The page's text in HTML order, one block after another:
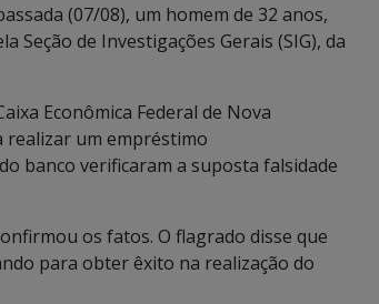
(07/08), um homem de 32 anos,
Seção de Investigações Gerais (SIG), da
Econômica Federal de Nova
realizar um empréstimo
banco verificaram a suposta falsidade
os fatos. O flagrado disse que
para obter êxito na realização do